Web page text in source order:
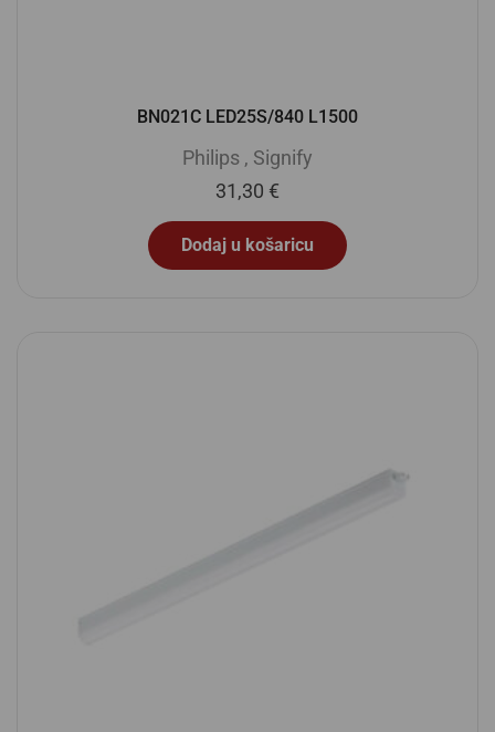
BN021C LED25S/840 L1500
Philips , Signify
31,30 €
Dodaj u košaricu